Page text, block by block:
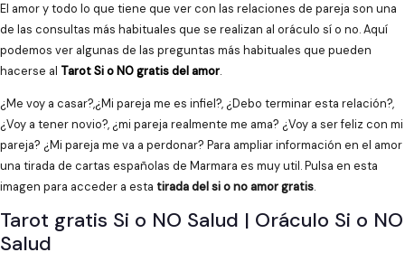
El amor y todo lo que tiene que ver con las relaciones de pareja son una
de las consultas más habituales que se realizan al oráculo sí o no. Aquí
podemos ver algunas de las preguntas más habituales que pueden
hacerse al Tarot Si o NO gratis del amor.
¿Me voy a casar?,¿Mi pareja me es infiel?, ¿Debo terminar esta relación?,
¿Voy a tener novio?, ¿mi pareja realmente me ama? ¿Voy a ser feliz con mi
pareja? ¿Mi pareja me va a perdonar? Para ampliar información en el amor
una tirada de cartas españolas de Marmara es muy util. Pulsa en esta
imagen para acceder a esta tirada del si o no amor gratis.
Tarot gratis Si o NO Salud | Oráculo Si o NO
Salud